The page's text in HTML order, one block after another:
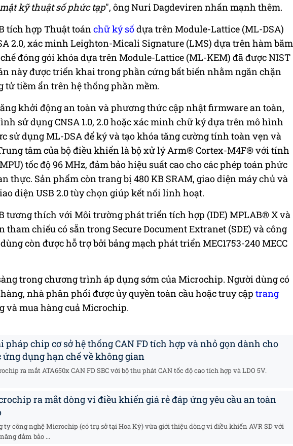
kỹ thuật số phức tạp", ông Nuri Dagdeviren nhấn mạnh thêm.
tích hợp Thuật toánchữ ký sốdựa trên Module-Lattice (ML-DSA)
2.0, xác minh Leighton-Micali Signature (LMS) dựa trên hàm băm
đóng gói khóa dựa trên Module-Lattice (ML-KEM) đã được NIST
này được triển khai trong phần cứng bất biến nhằm ngăn chặn
tử tiềm ẩn trên hệ thống phần mềm.
khởi động an toàn và phương thức cập nhật firmware an toàn,
sử dụng CNSA 1.0, 2.0 hoặc xác minh chữ ký dựa trên mô hình
sử dụng ML-DSA để ký và tạo khóa tăng cường tính toàn vẹn và
tâm của bộ điều khiển là bộ xử lý Arm® Cortex-M4F® với tính
tốc độ 96 MHz, đảm bảo hiệu suất cao cho các phép toán phức
thực. Sản phẩm còn trang bị 480 KB SRAM, giao diện máy chủ và
diện USB 2.0 tùy chọn giúp kết nối linh hoạt.
tương thích với Môi trường phát triển tích hợp (IDE) MPLAB® X và
tham chiếu có sẵn trong Secure Document Extranet (SDE) và công
còn được hỗ trợ bởi bảng mạch phát triển MEC1753-240 MECC
trong chương trình áp dụng sớm của Microchip. Người dùng có
nhà phân phối được ủy quyền toàn cầu hoặc truy cập trang
và mua hàng cuả Microchip.
pháp chip cơ sở hệ thống CAN FD tích hợp và nhỏ gọn dành cho
ứng dụng hạn chế về không gian
ra mắt ATA650x CAN FD SBC với bộ thu phát CAN tốc độ cao tích hợp và LDO 5V.
ra mắt dòng vi điều khiển giá rẻ đáp ứng yêu cầu an toàn
ty công nghệ Microchip (có trụ sở tại Hoa Kỳ) vừa giới thiệu dòng vi điều khiển AVR SD với
đảm bảo ...